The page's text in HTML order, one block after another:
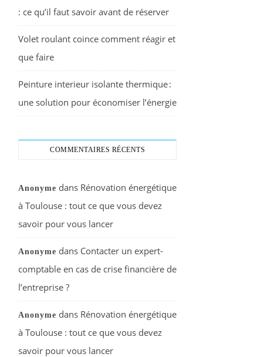
: ce qu’il faut savoir avant de réserver
Volet roulant coince comment réagir et
que faire
Peinture interieur isolante thermique :
une solution pour économiser l’énergie
COMMENTAIRES RÉCENTS
Anonyme dans Rénovation énergétique
à Toulouse : tout ce que vous devez
savoir pour vous lancer
Anonyme dans Contacter un expert-
comptable en cas de crise financière de
l’entreprise ?
Anonyme dans Rénovation énergétique
à Toulouse : tout ce que vous devez
savoir pour vous lancer